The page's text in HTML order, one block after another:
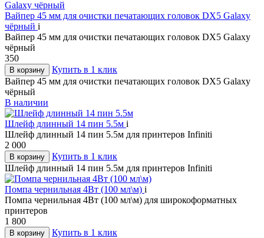
Вайпер 45 мм для очистки печатающих головок DX5 Galaxy
чёрный i
Вайпер 45 мм для очистки печатающих головок DX5 Galaxy
чёрный
350
В корзину
Купить в 1 клик
Вайпер 45 мм для очистки печатающих головок DX5 Galaxy
чёрный
В наличии
Шлейф длинный 14 пин 5.5м i
Шлейф длинный 14 пин 5.5м для принтеров Infiniti
2 000
В корзину
Купить в 1 клик
Шлейф длинный 14 пин 5.5м для принтеров Infiniti
Помпа чернильная 4Вт (100 мл\м) i
Помпа чернильная 4Вт (100 мл\м) для широкоформатных
принтеров
1 800
В корзину
Купить в 1 клик